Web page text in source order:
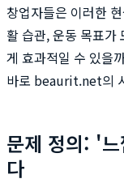
창업자들은 이러한
활 습관, 운동 목표가
게 효과적일 수 있을
바로 beaurit.net의
문제 정의: '
다